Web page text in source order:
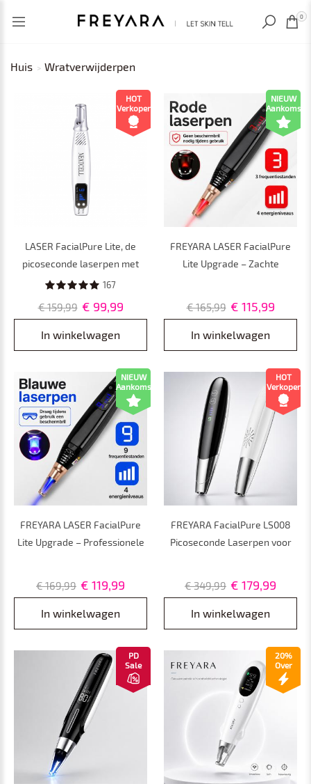
RECENT BEKEKEN 0
Huis Wratverwijderpen
HOT
Verkoper
LASER FacialPure Lite, de
picoseconde laserpen met
blauw licht voor vlekken,
melanineverwijdering
167
€ 159,99 € 99,99
In winkelwagen
NIEUW
Aankomst
FREYARA LASER FacialPure
Lite Upgrade – Zachte
Sproeten en Pigmentvlekken
€ 165,99 € 115,99
In winkelwagen
NIEUW
Aankomst
FREYARA LASER FacialPure
Lite Upgrade – Professionele
en Moedervlekken
€ 169,99 € 119,99
In winkelwagen
HOT
Verkoper
FREYARA FacialPure LS008
Picoseconde Laserpen voor
voor het Verwijderen van
Sproeten, Pigmentvlekken,
Tatoeages en
Wenkbrauwtatoeages
€ 349,99 € 179,99
In winkelwagen
PD
Sale
20%
Over